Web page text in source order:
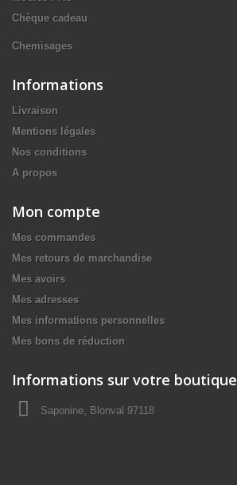
Chèque cadeau
Chemisages
Informations
Livraison
Mentions légales
Nos conditions
A propos
Mon compte
Mes commandes
Mes retours de marchandise
Mes avoirs
Mes adresses
Mes informations personnelles
Mes bons de réduction
Informations sur votre boutique
Saponine, Blonval 97118